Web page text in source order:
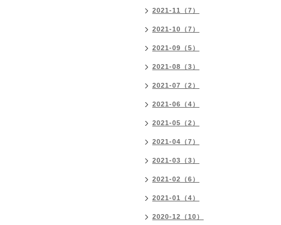
2021-11（7）
2021-10（7）
2021-09（5）
2021-08（3）
2021-07（2）
2021-06（4）
2021-05（2）
2021-04（7）
2021-03（3）
2021-02（6）
2021-01（4）
2020-12（10）